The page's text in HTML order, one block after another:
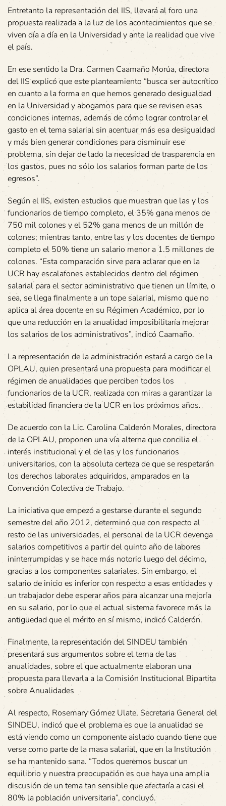
Entretanto la representación del IIS, llevará al foro una
propuesta realizada a la luz de los acontecimientos que se
viven día a día en la Universidad y ante la realidad que vive
el país.
En ese sentido la Dra. Carmen Caamaño Morúa, directora
del IIS explicó que este planteamiento “busca ser autocrítico
en cuanto a la forma en que hemos generado desigualdad
en la Universidad y abogamos para que se revisen esas
condiciones internas, además de cómo lograr controlar el
gasto en el tema salarial sin acentuar más esa desigualdad
y más bien generar condiciones para disminuir ese
problema, sin dejar de lado la necesidad de trasparencia en
los gastos, pues no sólo los salarios forman parte de los
egresos”.
Según el IIS, existen estudios que muestran que las y los
funcionarios de tiempo completo, el 35% gana menos de
750 mil colones y el 52% gana menos de un millón de
colones; mientras tanto, entre las y los docentes de tiempo
completo el 50% tiene un salario menor a 1.5 millones de
colones. “Esta comparación sirve para aclarar que en la
UCR hay escalafones establecidos dentro del régimen
salarial para el sector administrativo que tienen un límite, o
sea, se llega finalmente a un tope salarial, mismo que no
aplica al área docente en su Régimen Académico, por lo
que una reducción en la anualidad imposibilitaría mejorar
los salarios de los administrativos”, indicó Caamaño.
La representación de la administración estará a cargo de la
OPLAU, quien presentará una propuesta para modificar el
régimen de anualidades que perciben todos los
funcionarios de la UCR, realizada con miras a garantizar la
estabilidad financiera de la UCR en los próximos años.
De acuerdo con la Lic. Carolina Calderón Morales, directora
de la OPLAU, proponen una vía alterna que concilia el
interés institucional y el de las y los funcionarios
universitarios, con la absoluta certeza de que se respetarán
los derechos laborales adquiridos, amparados en la
Convención Colectiva de Trabajo.
La iniciativa que empezó a gestarse durante el segundo
semestre del año 2012, determinó que con respecto al
resto de las universidades, el personal de la UCR devenga
salarios competitivos a partir del quinto año de labores
ininterrumpidas y se hace más notorio luego del décimo,
gracias a los componentes salariales. Sin embargo, el
salario de inicio es inferior con respecto a esas entidades y
un trabajador debe esperar años para alcanzar una mejoría
en su salario, por lo que el actual sistema favorece más la
antigüedad que el mérito en sí mismo, indicó Calderón.
Finalmente, la representación del SINDEU también
presentará sus argumentos sobre el tema de las
anualidades, sobre el que actualmente elaboran una
propuesta para llevarla a la Comisión Institucional Bipartita
sobre Anualidades
Al respecto, Rosemary Gómez Ulate, Secretaria General del
SINDEU, indicó que el problema es que la anualidad se
está viendo como un componente aislado cuando tiene que
verse como parte de la masa salarial, que en la Institución
se ha mantenido sana. “Todos queremos buscar un
equilibrio y nuestra preocupación es que haya una amplia
discusión de un tema tan sensible que afectaría a casi el
80% la población universitaria”, concluyó.